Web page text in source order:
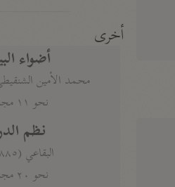
أخرى
أضواء
محمد الأمين الشنقيطي
نحو ١١ مجلدًا
نظم
البقاعي (٨٨٥ هـ)
نحو ٢٠ مجلدًا